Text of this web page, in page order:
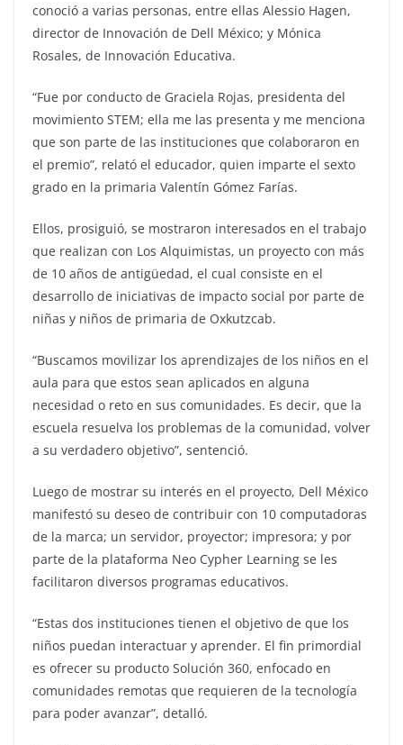
conoció a varias personas, entre ellas Alessio Hagen,
director de Innovación de Dell México; y Mónica
Rosales, de Innovación Educativa.
“Fue por conducto de Graciela Rojas, presidenta del
movimiento STEM; ella me las presenta y me menciona
que son parte de las instituciones que colaboraron en
el premio”, relató el educador, quien imparte el sexto
grado en la primaria Valentín Gómez Farías.
Ellos, prosiguió, se mostraron interesados en el trabajo
que realizan con Los Alquimistas, un proyecto con más
de 10 años de antigüedad, el cual consiste en el
desarrollo de iniciativas de impacto social por parte de
niñas y niños de primaria de Oxkutzcab.
“Buscamos movilizar los aprendizajes de los niños en el
aula para que estos sean aplicados en alguna
necesidad o reto en sus comunidades. Es decir, que la
escuela resuelva los problemas de la comunidad, volver
a su verdadero objetivo”, sentenció.
Luego de mostrar su interés en el proyecto, Dell México
manifestó su deseo de contribuir con 10 computadoras
de la marca; un servidor, proyector; impresora; y por
parte de la plataforma Neo Cypher Learning se les
facilitaron diversos programas educativos.
“Estas dos instituciones tienen el objetivo de que los
niños puedan interactuar y aprender. El fin primordial
es ofrecer su producto Solución 360, enfocado en
comunidades remotas que requieren de la tecnología
para poder avanzar”, detalló.